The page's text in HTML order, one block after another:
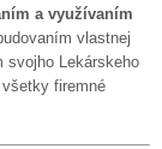
a využívaním
vlastnej
svojho Lekárskeho
firemné